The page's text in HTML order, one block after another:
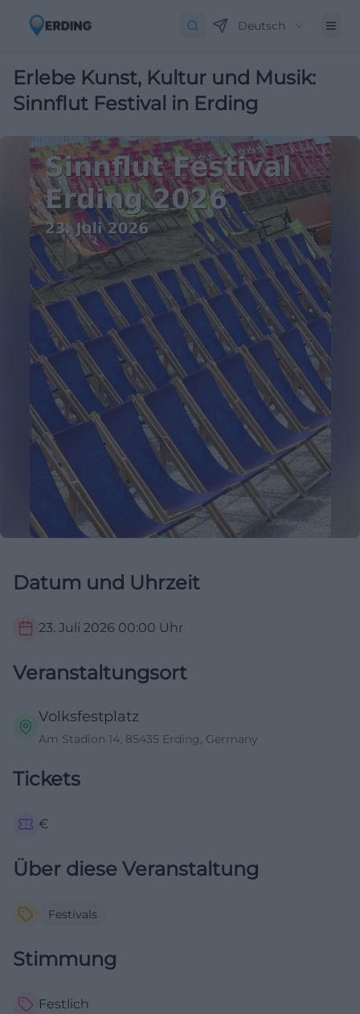
Deutsch
Erlebe Kunst, Kultur und Musik:
Sinnflut Festival in Erding
Datum und Uhrzeit
23. Juli 2026 00:00 Uhr
Veranstaltungsort
Volksfestplatz
Am Stadion 14, 85435 Erding, Germany
Tickets
€
Über diese Veranstaltung
Festivals
Stimmung
Festlich